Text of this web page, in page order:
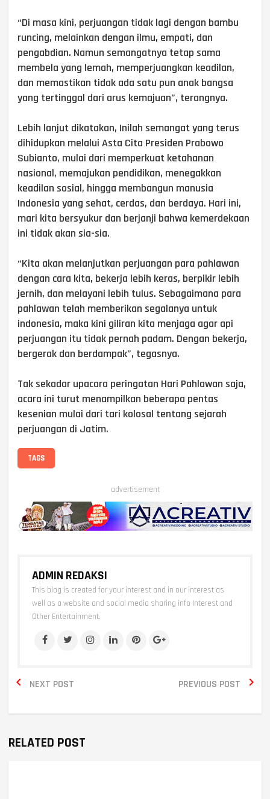
“Di masa kini, perjuangan tidak lagi dengan bambu
runcing, melainkan dengan ilmu, empati, dan
pengabdian. Namun semangatnya tetap sama
membela yang lemah, memperjuangkan keadilan,
dan memastikan tidak ada satu pun anak bangsa
yang tertinggal dari arus kemajuan”, terangnya.
Lebih lanjut dikatakan, Inilah semangat yang terus
dihidupkan melalui Asta Cita Presiden Prabowo
Subianto, mulai dari memperkuat ketahanan
nasional, memajukan pendidikan, menegakkan
keadilan sosial, hingga membangun manusia
Indonesia yang sehat, cerdas, dan berdaya. Hari ini,
mari kita bersyukur dan berjanji bahwa kemerdekaan
ini tidak akan sia-sia.
“Kita akan melanjutkan perjuangan para pahlawan
dengan cara kita, bekerja lebih keras, berpikir lebih
jernih, dan melayani lebih tulus. Sebagaimana para
pahlawan telah memberikan segalanya untuk
indonesia, maka kini giliran kita menjaga agar api
perjuangan itu tidak pernah padam. Dengan bekerja,
bergerak dan berdampak”, tegasnya.
Tak sekadar upacara peringatan Hari Pahlawan saja,
acara ini turut menampilkan beberapa pentas
kesenian mulai dari tari kolosal tentang sejarah
perjuangan di Jatim.
TAGS
advertisement
ADMIN REDAKSI
This blog is created for your interest and in our interest as
well as a website and social media sharing info Interest and
Other Entertainment.
NEXT POST
 PREVIOUS POST 
RELATED POST